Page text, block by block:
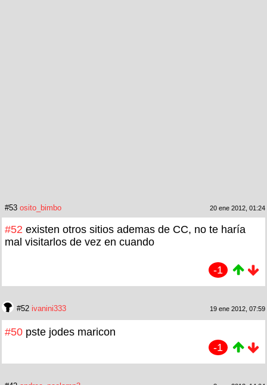
#53 osito_bimbo 20 ene 2012, 01:24
#52 existen otros sitios ademas de CC, no te haría
mal visitarlos de vez en cuando
-1
#52 ivanini333 19 ene 2012, 07:59
#50 pste jodes maricon
-1